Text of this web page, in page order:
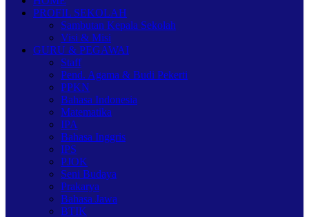
PROFIL SEKOLAH
Sambutan Kepala Sekolah
Visi & Misi
GURU & PEGAWAI
Staff
Pend. Agama & Budi Pekerti
PPKN
Bahasa Indonesia
Matematika
IPA
Bahasa Inggris
IPS
PJOK
Seni Budaya
Prakarya
Bahasa Jawa
BTIK